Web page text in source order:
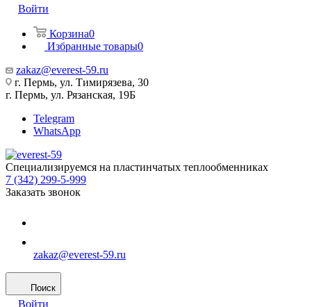
Войти
Корзина0
Избранные товары0
zakaz@everest-59.ru
г. Пермь, ул. Тимирязева, 30
г. Пермь, ул. Рязанская, 19Б
Telegram
WhatsApp
Специализируемся на пластинчатых теплообменниках
7 (342) 299-5-999
Заказать звонок
zakaz@everest-59.ru
Поиск
Войти